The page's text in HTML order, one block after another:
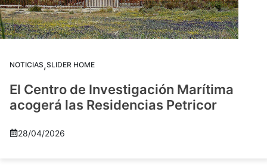
NOTICIAS,SLIDER HOME
El Centro de Investigación Marítima
acogerá las Residencias Petricor
28/04/2026